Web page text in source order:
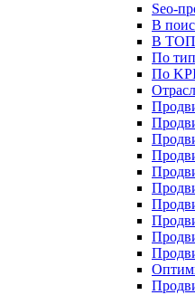
Seo-
В
В ТОП
По
По